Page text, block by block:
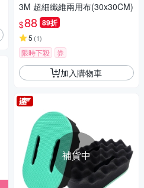
3M 超細纖維兩用布(30x30CM)
$88 89折
5 (1)
限時下殺 券
加入購物車
補貨中